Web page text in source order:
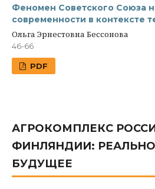
Феномен Советского Союза
современности в контексте
Ольга Эрнестовна Бессонова
46-66
PDF
АГРОКОМПЛЕКС
ФИНЛЯНДИИ:
БУДУЩЕЕ